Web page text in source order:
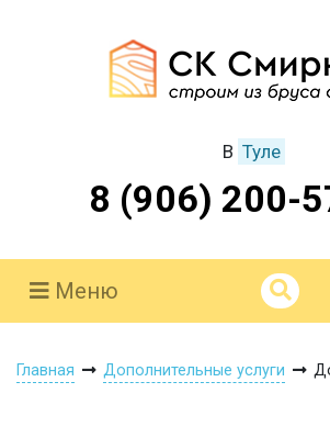
В Туле
8 (906) 200-
Меню
Главная Дополнительные услуги